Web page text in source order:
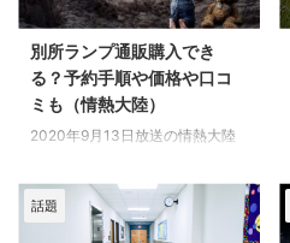
ドって本当にあるの？」 「どう
の？」 この記事では、波動・潜
在意識・パラレルワールドを活用
して、お金持ちになる方法をわか
りやすく説明します。 波動と
（はどう）」とは、すべてのもの
が持っているエネルギーのことで
す。 例えば、楽しい気分のとき
別所ランプ通販購入でき
る？予約手順や価格や口コ
ミも（情熱大陸）
2020年9月13日放送の情熱大陸
ウィール）』ハリケーンランプを
造っている別所由加（べっしょゆ
か）さんが登場します。 別所さ
話題